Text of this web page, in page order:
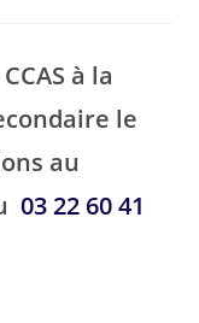
à la
le
au
03 22 60 41